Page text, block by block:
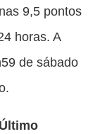
9,5 pontos
horas. A
de sábado
Último